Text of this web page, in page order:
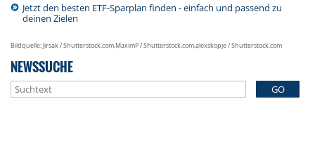
Jetzt den besten ETF-Sparplan finden - einfach und passend zu
deinen Zielen
Bildquelle: Jirsak / Shutterstock.com,MaximP / Shutterstock.com,alexskopje / Shutterstock.com
NEWSSUCHE
GO